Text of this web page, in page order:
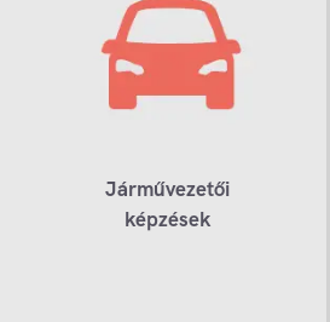
Járművezetői
képzések